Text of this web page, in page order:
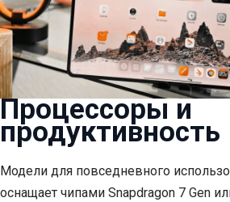
Процессоры и
продуктивность
Модели для повседневного
оснащает чипами Snapdragon 7 Gen